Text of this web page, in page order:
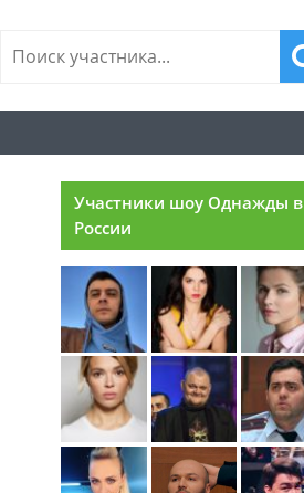
Участники шоу Однажды в
России